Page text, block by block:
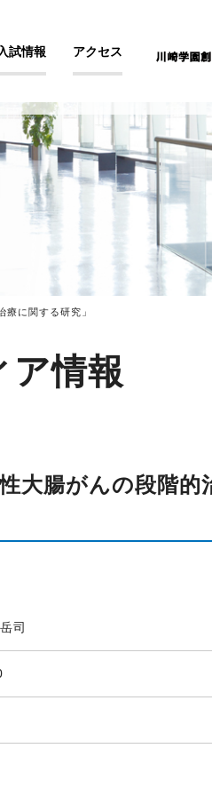
試情報 アクセス
に関する研究」
ア情報
大腸がんの段階的
司